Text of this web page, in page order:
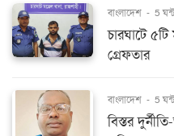
বাংলাদেশ - 5
চারঘাটে
গ্রেফতার
বাংলাদেশ - 5
বিস্তর